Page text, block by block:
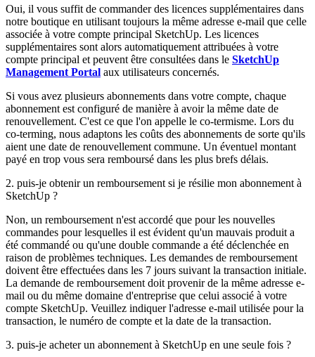
Oui, il vous suffit de commander des licences supplémentaires dans
notre boutique en utilisant toujours la même adresse e-mail que celle
associée à votre compte principal SketchUp. Les licences
supplémentaires sont alors automatiquement attribuées à votre
compte principal et peuvent être consultées dans le SketchUp
Management Portal aux utilisateurs concernés.
Si vous avez plusieurs abonnements dans votre compte, chaque
abonnement est configuré de manière à avoir la même date de
renouvellement. C'est ce que l'on appelle le co-termisme. Lors du
co-terming, nous adaptons les coûts des abonnements de sorte qu'ils
aient une date de renouvellement commune. Un éventuel montant
payé en trop vous sera remboursé dans les plus brefs délais.
2. puis-je obtenir un remboursement si je résilie mon abonnement à
SketchUp ?
Non, un remboursement n'est accordé que pour les nouvelles
commandes pour lesquelles il est évident qu'un mauvais produit a
été commandé ou qu'une double commande a été déclenchée en
raison de problèmes techniques. Les demandes de remboursement
doivent être effectuées dans les 7 jours suivant la transaction initiale.
La demande de remboursement doit provenir de la même adresse e-
mail ou du même domaine d'entreprise que celui associé à votre
compte SketchUp. Veuillez indiquer l'adresse e-mail utilisée pour la
transaction, le numéro de compte et la date de la transaction.
3. puis-je acheter un abonnement à SketchUp en une seule fois ?